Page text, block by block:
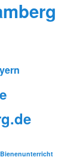
Bienenunterricht